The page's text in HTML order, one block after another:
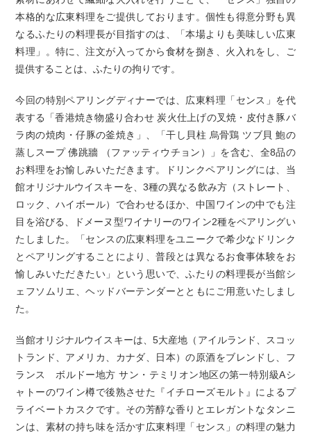
本格的な広東料理をご提供しております。個性も得意分野も異
なるふたりの料理長が目指すのは、「本場よりも美味しい広東
料理」。特に、注文が入ってから食材を捌き、火入れをし、ご
提供することは、ふたりの拘りです。
今回の特別ペアリングディナーでは、広東料理「センス」を代
表する「香港焼き物盛り合わせ 炭火仕上げの叉焼・皮付き豚バ
ラ肉の焼肉・仔豚の釜焼き」、「干し貝柱 烏骨鶏 ツブ貝 鮑の
蒸しスープ 佛跳牆 （ファッティウチョン）」を含む、全8品の
お料理をお愉しみいただきます。ドリンクペアリングには、当
館オリジナルウイスキーを、3種の異なる飲み方（ストレート、
ロック、ハイボール）で合わせるほか、中国ワインの中でも注
目を浴びる、ドメーヌ型ワイナリーのワイン2種をペアリングい
たしました。「センスの広東料理をユニークで希少なドリンク
とペアリングすることにより、普段とは異なるお食事体験をお
愉しみいただきたい」という思いで、ふたりの料理長が当館シ
ェフソムリエ、ヘッドバーテンダーとともにご用意いたしまし
た。
当館オリジナルウイスキーは、5大産地（アイルランド、スコッ
トランド、アメリカ、カナダ、日本）の原酒をブレンドし、フ
ランス ボルドー地方 サン・テミリオン地区の第一特別級Aシ
ャトーのワイン樽で後熟させた『イチローズモルト』によるプ
ライベートカスクです。その芳醇な香りとエレガントなタンニ
ンは、素材の持ち味を活かす広東料理「センス」の料理の魅力